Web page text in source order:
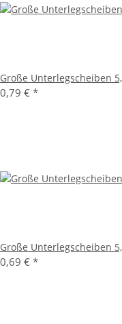
Große Unterlegscheiben
0,79 € *
Große Unterlegscheiben
0,69 € *